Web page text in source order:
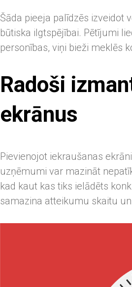
Šāda pieeja palīdzēs izveidot
būtiska ilgtspējībai. Pētījumi
personības, viņi bieži meklēs
Radoši
ekrānus
Pievienojot iekraušanas
uzņēmumi var mazināt
kad kaut kas tiks ielādēts
samazina atteikumu skaitu